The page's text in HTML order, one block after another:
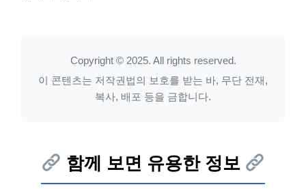
Copyright © 2025. All rights reserved.
이 콘텐츠는 저작권법의 보호를 받는 바, 무단 전재,
복사, 배포 등을 금합니다.
함께 보면 유용한 정보